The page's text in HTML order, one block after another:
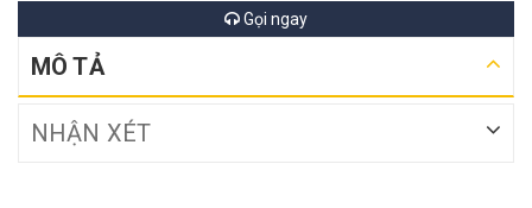
Gọi ngay
MÔ TẢ
NHẬN XÉT